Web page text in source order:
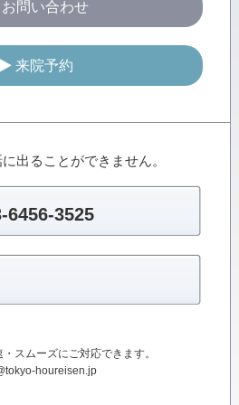
お問い合わせ
来院予約
出ることができません。
6456-3525
スムーズにご対応できます。
houreisen.jp